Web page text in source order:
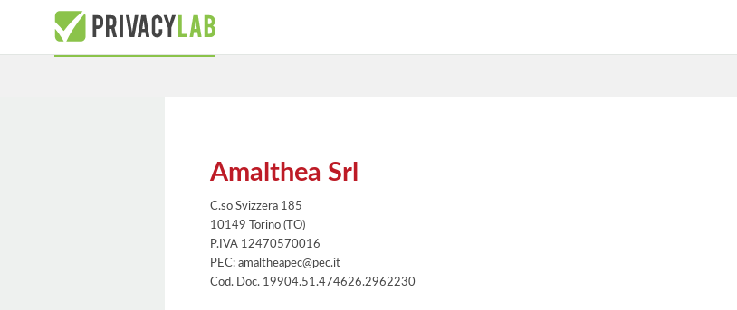
Amalthea Srl
C.so Svizzera 185
10149 Torino (TO)
P.IVA 12470570016
PEC: amaltheapec@pec.it
Cod. Doc. 19904.51.474626.2962230